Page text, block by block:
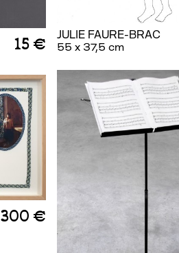
15 €
JULIE FAURE-BRAC
55 x 37,5 cm
300 €